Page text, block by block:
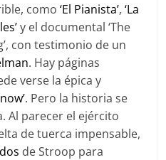
como‘El Pianista’,‘La
y el documental ‘The
con testimonio de un
. Hay páginas
verse la épica y
. Pero la historia se
Al parecer el ejército
de tuerca impensable,
de Stroop para